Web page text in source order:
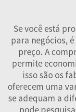
Se você está
para negócios,
preço. A
permite
isso são os
oferecem uma
se adequam a
pode